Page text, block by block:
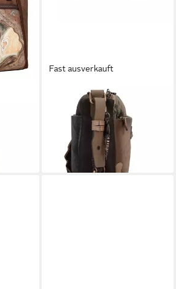
Fast ausverkauft
Umhängetasche Land
44,98 € UVP89,95 €
in 2-3 Werktagen bei dir